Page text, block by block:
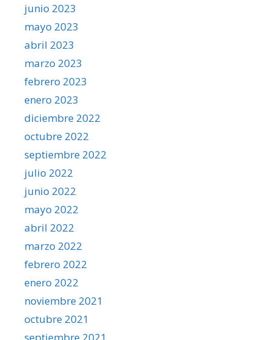
junio 2023
mayo 2023
abril 2023
marzo 2023
febrero 2023
enero 2023
diciembre 2022
octubre 2022
septiembre 2022
julio 2022
junio 2022
mayo 2022
abril 2022
marzo 2022
febrero 2022
enero 2022
noviembre 2021
octubre 2021
septiembre 2021